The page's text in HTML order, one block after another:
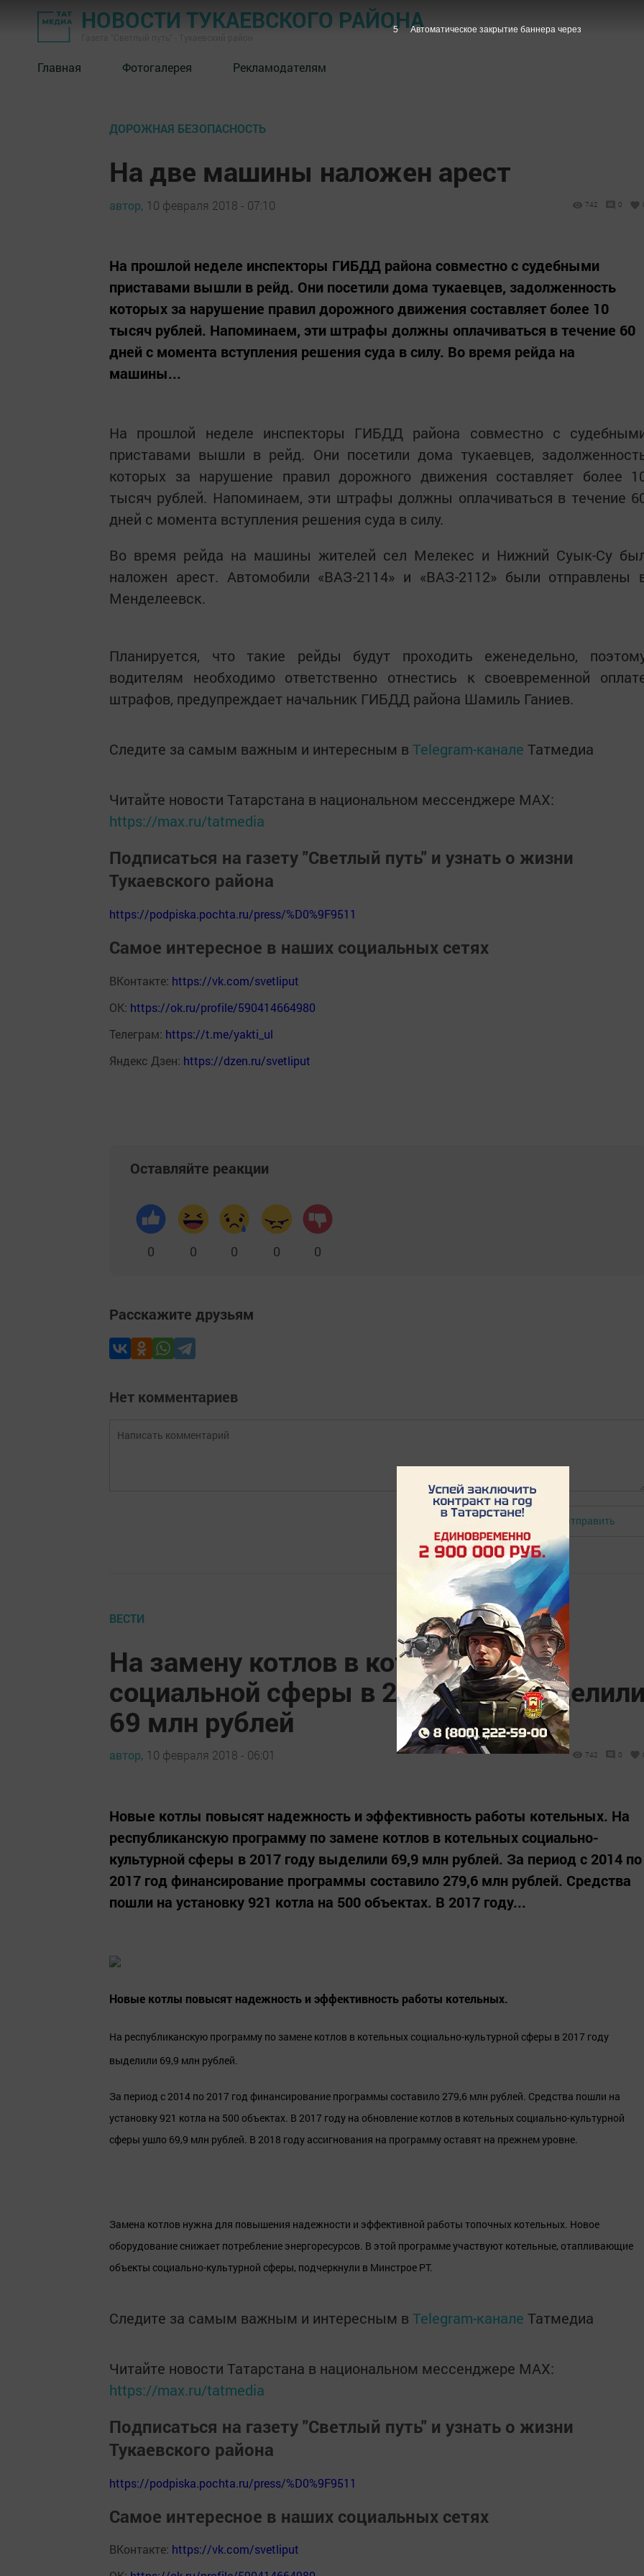
НОВОСТИ ТУКАЕВСКОГО РАЙОНА
Главная Фотогалерея Рекламодателям
ДОРОЖНАЯ БЕЗОПАСНОСТЬ
На две машины наложен арест
автор, 10 февраля 2018 - 07:10 742 0
На прошлой неделе инспекторы ГИБДД района совместно с судебными
приставами вышли в рейд. Они посетили дома тукаевцев, задолженность
которых за нарушение правил дорожного движения составляет более 10
тысяч рублей. Напоминаем, эти штрафы должны оплачиваться в течение 60
дней с момента вступления решения суда в силу. Во время рейда на
машины...
На прошлой неделе инспекторы ГИБДД района совместно с
приставами вышли в рейд. Они посетили дома тукаевцев,
которых за нарушение правил дорожного движения составляет более
тысяч рублей. Напоминаем, эти штрафы должны оплачиваться в течение
дней с момента вступления решения суда в силу.
Во время рейда на машины жителей сел Мелекес и Нижний Суык-Су
наложен арест. Автомобили «ВАЗ-2114» и «ВАЗ-2112» были отправлены
Менделеевск.
Планируется, что такие рейды будут проходить еженедельно,
водителям необходимо ответственно отнестись к своевременной
штрафов, предупреждает начальник ГИБДД района Шамиль Ганиев.
Следите за самым важным и интересным в Telegram-канале Татмедиа
Читайте новости Татарстана в национальном мессенджере MАХ:
https://max.ru/tatmedia
Подписаться на газету "Светлый путь" и узнать о жизни
Тукаевского района
https://podpiska.pochta.ru/press/%D0%9F9511
Самое интересное в наших социальных сетях
ВКонтакте: https://vk.com/svetliput
ОК: https://ok.ru/profile/590414664980
Телеграм: https://t.me/yakti_ul
Яндекс Дзен: https://dzen.ru/svetliput
Оставляйте реакции
0 0 0 0 0
Расскажите друзьям
Нет комментариев
Авторизоваться Отправить
ВЕСТИ
На замену котлов в котельных
социальной сферы в 2017 году
69 млн рублей
автор, 10 февраля 2018 - 06:01 742 0
Новые котлы повысят надежность и эффективность работы котельных. На
республиканскую программу по замене котлов в котельных социально-
культурной сферы в 2017 году выделили 69,9 млн рублей. За период с 2014 по
2017 год финансирование программы составило 279,6 млн рублей. Средства
пошли на установку 921 котла на 500 объектах. В 2017 году...
Новые котлы повысят надежность и эффективность работы котельных.
На республиканскую программу по замене котлов в котельных социально-культурной сферы в 2017 году
выделили 69,9 млн рублей.
За период с 2014 по 2017 год финансирование программы составило 279,6 млн рублей. Средства пошли на
установку 921 котла на 500 объектах. В 2017 году на обновление котлов в котельных социально-культурной
сферы ушло 69,9 млн рублей. В 2018 году ассигнования на программу оставят на прежнем уровне.
Замена котлов нужна для повышения надежности и эффективной работы топочных котельных. Новое
оборудование снижает потребление энергоресурсов. В этой программе участвуют котельные, отапливающие
объекты социально-культурной сферы, подчеркнули в Минстрое РТ.
Следите за самым важным и интересным в Telegram-канале Татмедиа
Читайте новости Татарстана в национальном мессенджере MАХ:
https://max.ru/tatmedia
Подписаться на газету "Светлый путь" и узнать о жизни
Тукаевского района
https://podpiska.pochta.ru/press/%D0%9F9511
Самое интересное в наших социальных сетях
ВКонтакте: https://vk.com/svetliput
4 Автоматическое закрытие баннера через